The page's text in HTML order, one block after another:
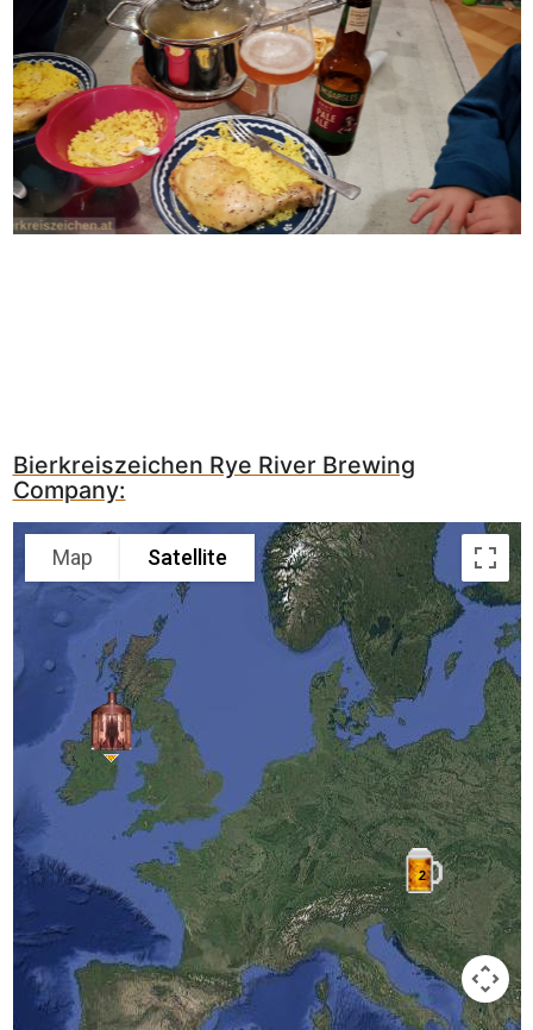
Bierkreiszeichen Rye River Brewing
Company:
2
Map Satellite